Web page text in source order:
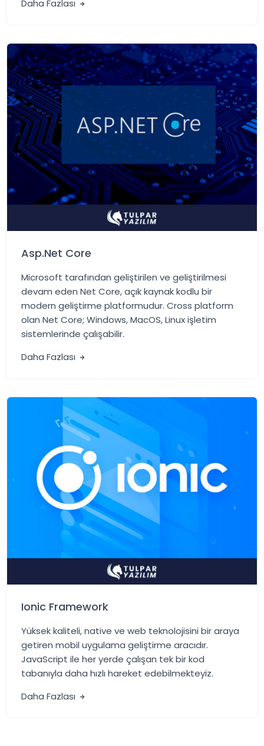
Daha Fazlası
Asp.Net Core
Microsoft tarafından geliştirilen ve geliştirilmesi
devam eden Net Core, açık kaynak kodlu bir
modern geliştirme platformudur. Cross platform
olan Net Core; Windows, MacOS, Linux işletim
sistemlerinde çalışabilir.
Daha Fazlası
Ionic Framework
Yüksek kaliteli, native ve web teknolojisini bir araya
getiren mobil uygulama geliştirme aracıdır.
JavaScript ile her yerde çalışan tek bir kod
tabanıyla daha hızlı hareket edebilmekteyiz.
Daha Fazlası